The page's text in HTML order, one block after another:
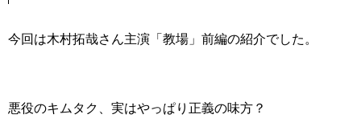
今回は木村拓哉さん主演「教場」前編の紹介でした。
悪役のキムタク、実はやっぱり正義の味方？